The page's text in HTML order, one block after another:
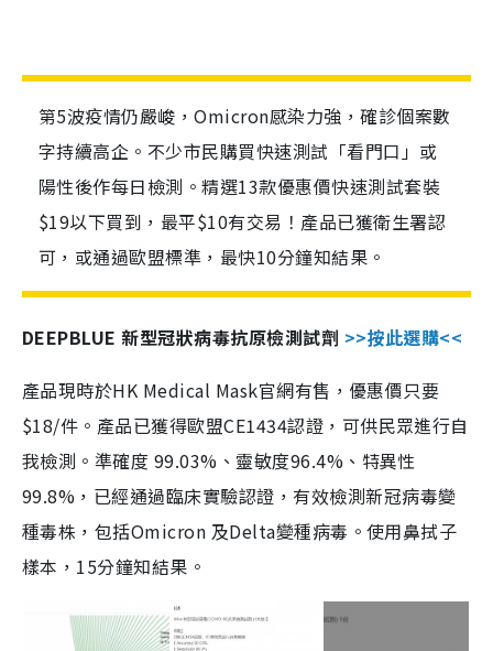
第5波疫情仍嚴峻，Omicron感染力強，確診個案數
字持續高企。不少市民購買快速測試「看門口」或
陽性後作每日檢測。精選13款優惠價快速測試套裝
$19以下買到，最平$10有交易！產品已獲衛生署認
可，或通過歐盟標準，最快10分鐘知結果。
DEEPBLUE 新型冠狀病毒抗原檢測試劑 >>按此選購<<
產品現時於HK Medical Mask官網有售，優惠價只要
$18/件。產品已獲得歐盟CE1434認證，可供民眾進行自
我檢測。準確度 99.03%、靈敏度96.4%、特異性
99.8%，已經通過臨床實驗認證，有效檢測新冠病毒變
種毒株，包括Omicron 及Delta變種病毒。使用鼻拭子
樣本，15分鐘知結果。